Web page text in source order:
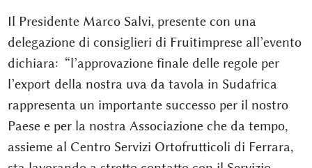
Il Presidente Marco Salvi, presente con una
delegazione di consiglieri di Fruitimprese all’evento
dichiara: “l’approvazione finale delle regole per
l’export della nostra uva da tavola in Sudafrica
rappresenta un importante successo per il nostro
Paese e per la nostra Associazione che da tempo,
assieme al Centro Servizi Ortofrutticoli di Ferrara,